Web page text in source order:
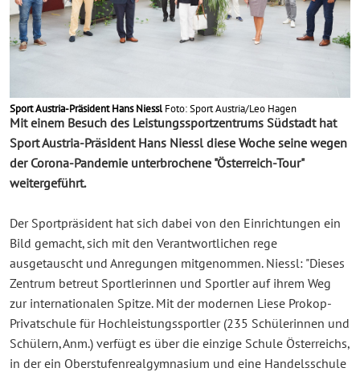
Sport Austria-Präsident Hans Niessl Foto: Sport Austria/Leo Hagen
Mit einem Besuch des Leistungssportzentrums Südstadt hat
Sport Austria-Präsident Hans Niessl diese Woche seine wegen
der Corona-Pandemie unterbrochene "Österreich-Tour"
weitergeführt.
Der Sportpräsident hat sich dabei von den Einrichtungen ein
Bild gemacht, sich mit den Verantwortlichen rege
ausgetauscht und Anregungen mitgenommen. Niessl: "Dieses
Zentrum betreut Sportlerinnen und Sportler auf ihrem Weg
zur internationalen Spitze. Mit der modernen Liese Prokop-
Privatschule für Hochleistungssportler (235 Schülerinnen und
Schülern, Anm.) verfügt es über die einzige Schule Österreichs,
in der ein Oberstufenrealgymnasium und eine Handelsschule